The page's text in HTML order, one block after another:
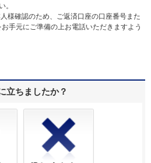
。
様確認のため、ご返済口座の口座番号また
手元にご準備の上お電話いただきますよう
立ちましたか？